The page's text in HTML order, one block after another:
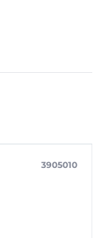
3905010